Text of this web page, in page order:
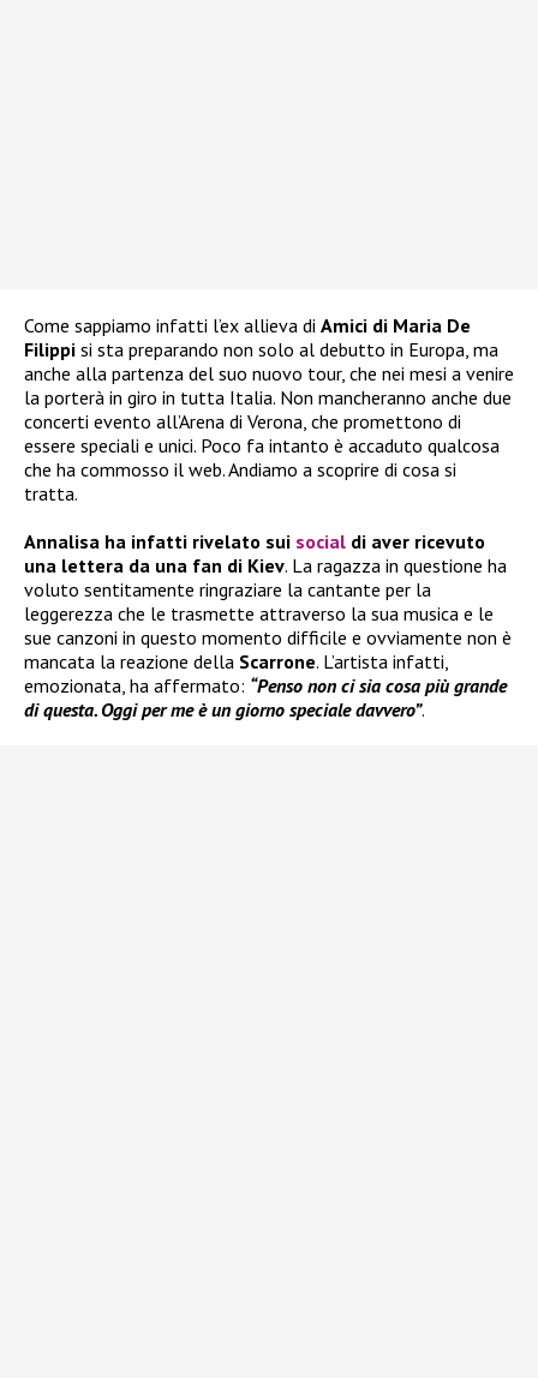
Come sappiamo infatti l’ex allieva di Amici di Maria De
Filippi si sta preparando non solo al debutto in Europa, ma
anche alla partenza del suo nuovo tour, che nei mesi a venire
la porterà in giro in tutta Italia. Non mancheranno anche due
concerti evento all’Arena di Verona, che promettono di
essere speciali e unici. Poco fa intanto è accaduto qualcosa
che ha commosso il web. Andiamo a scoprire di cosa si
tratta.
Annalisa ha infatti rivelato sui social di aver ricevuto
una lettera da una fan di Kiev. La ragazza in questione ha
voluto sentitamente ringraziare la cantante per la
leggerezza che le trasmette attraverso la sua musica e le
sue canzoni in questo momento difficile e ovviamente non è
mancata la reazione della Scarrone. L’artista infatti,
emozionata, ha affermato: “Penso non ci sia cosa più grande
di questa. Oggi per me è un giorno speciale davvero”.